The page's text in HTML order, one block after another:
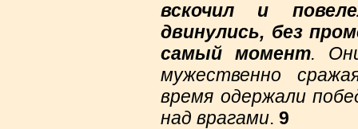
вскочил и
двинулись, без
самый момент.
мужественно
время одержали
над врагами. 9